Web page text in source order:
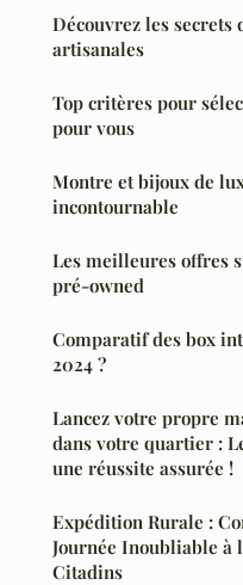
Découvrez les secrets
artisanales
Top critères pour
pour vous
Montre et bijoux de
incontournable
Les meilleures offres
pré-owned
Comparatif des box
2024 ?
Lancez votre propre
dans votre quartier :
une réussite assurée !
Expédition Rurale :
Journée Inoubliable à
Citadins